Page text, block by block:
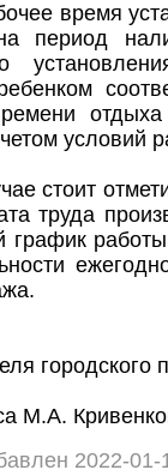
время
период
отдыха
условий
стоит
труда
работы
городского
М.А.
2022-01-